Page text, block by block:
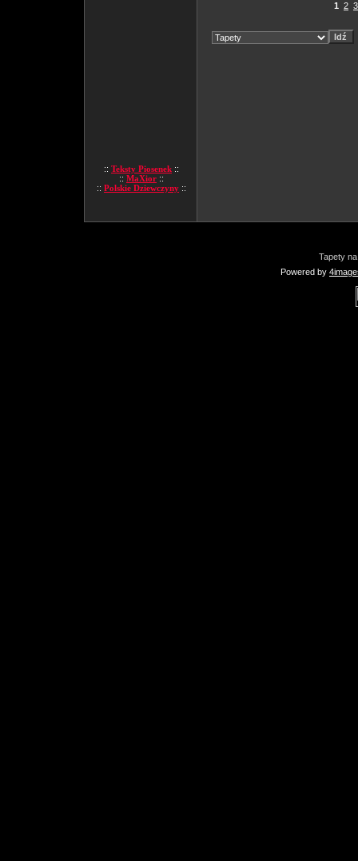
:: Teksty Piosenek ::
:: MaXior ::
:: Polskie Dziewczyny ::
1 2 3
Tapety
Powered by